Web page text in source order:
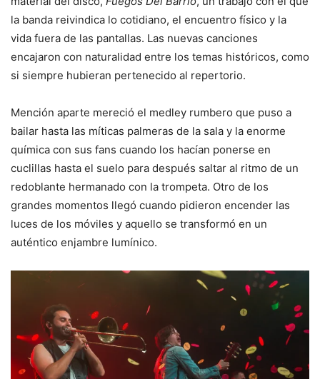
la banda reivindica lo cotidiano, el encuentro físico y la
vida fuera de las pantallas. Las nuevas canciones
encajaron con naturalidad entre los temas históricos, como
si siempre hubieran pertenecido al repertorio.
Mención aparte mereció el medley rumbero que puso a
bailar hasta las míticas palmeras de la sala y la enorme
química con sus fans cuando los hacían ponerse en
cuclillas hasta el suelo para después saltar al ritmo de un
redoblante hermanado con la trompeta. Otro de los
grandes momentos llegó cuando pidieron encender las
luces de los móviles y aquello se transformó en un
auténtico enjambre lumínico.